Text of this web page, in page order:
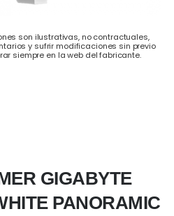
son ilustrativas, no contractuales,
y sufrir modificaciones sin previo
siempre en la web del fabricante.
GIGABYTE
PANORAMIC